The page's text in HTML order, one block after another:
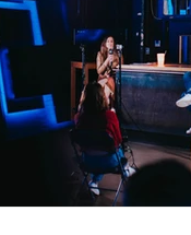
Juridisch